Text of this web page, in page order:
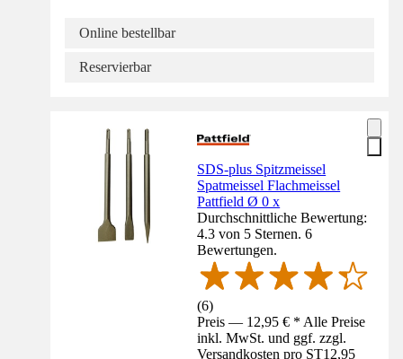
Online bestellbar
Reservierbar
SDS-plus Spitzmeissel
Spatmeissel Flachmeissel
Pattfield Ø 0 x
Durchschnittliche Bewertung:
4.3 von 5 Sternen. 6
Bewertungen.
(6)
Preis — 12,95 € * Alle Preise
inkl. MwSt. und ggf. zzgl.
Versandkosten pro ST12,95